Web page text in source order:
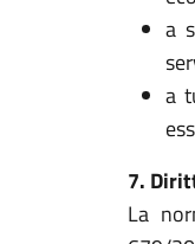
a
a
7.
La